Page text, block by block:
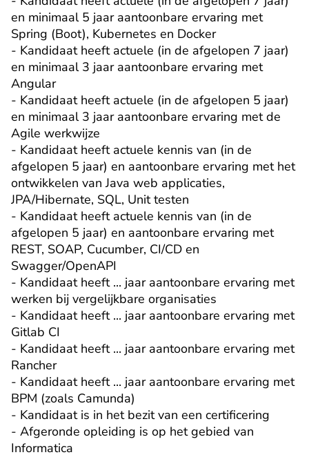
en minimaal 5 jaar aantoonbare ervaring met
Spring (Boot), Kubernetes en Docker
- Kandidaat heeft actuele (in de afgelopen 7 jaar)
en minimaal 3 jaar aantoonbare ervaring met
Angular
- Kandidaat heeft actuele (in de afgelopen 5 jaar)
en minimaal 3 jaar aantoonbare ervaring met de
Agile werkwijze
- Kandidaat heeft actuele kennis van (in de
afgelopen 5 jaar) en aantoonbare ervaring met het
ontwikkelen van Java web applicaties,
JPA/Hibernate, SQL, Unit testen
- Kandidaat heeft actuele kennis van (in de
afgelopen 5 jaar) en aantoonbare ervaring met
REST, SOAP, Cucumber, CI/CD en
Swagger/OpenAPI
- Kandidaat heeft ... jaar aantoonbare ervaring met
werken bij vergelijkbare organisaties
- Kandidaat heeft ... jaar aantoonbare ervaring met
Gitlab CI
- Kandidaat heeft ... jaar aantoonbare ervaring met
Rancher
- Kandidaat heeft ... jaar aantoonbare ervaring met
BPM (zoals Camunda)
- Kandidaat is in het bezit van een certificering
- Afgeronde opleiding is op het gebied van
Informatica